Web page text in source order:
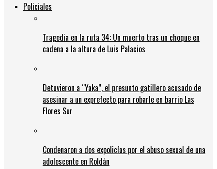
Policiales
Tragedia en la ruta 34: Un muerto tras un choque en
cadena a la altura de Luis Palacios
Detuvieron a “Yaka”, el presunto gatillero acusado de
asesinar a un exprefecto para robarle en barrio Las
Flores Sur
Condenaron a dos expolicías por el abuso sexual de una
adolescente en Roldán